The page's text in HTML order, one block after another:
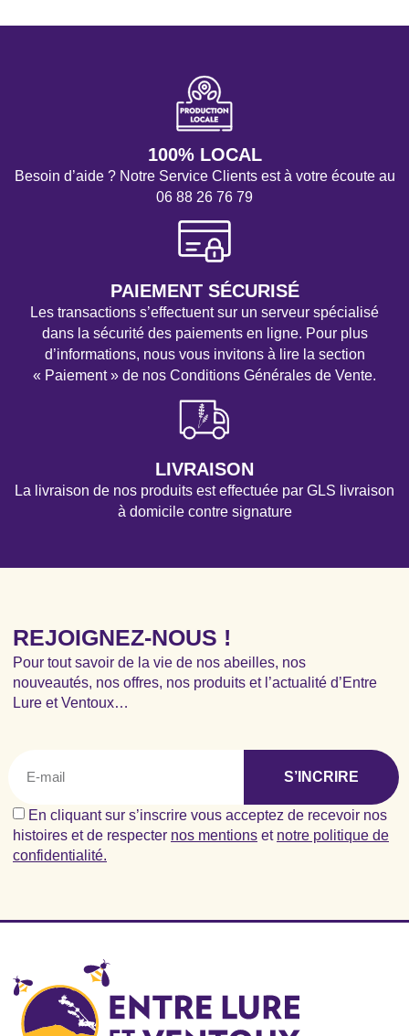
100% LOCAL
Besoin d’aide ? Notre Service Clients est à votre écoute au
06 88 26 76 79
PAIEMENT SÉCURISÉ
Les transactions s’effectuent sur un serveur spécialisé
dans la sécurité des paiements en ligne. Pour plus
d’informations, nous vous invitons à lire la section
« Paiement » de nos Conditions Générales de Vente.
LIVRAISON
La livraison de nos produits est effectuée par GLS livraison
à domicile contre signature
REJOIGNEZ-NOUS !
Pour tout savoir de la vie de nos abeilles, nos
nouveautés, nos offres, nos produits et l’actualité d’Entre
Lure et Ventoux…
En cliquant sur s’inscrire vous acceptez de recevoir nos
histoires et de respecter nos mentions et notre politique de
confidentialité.
S’INCRIRE